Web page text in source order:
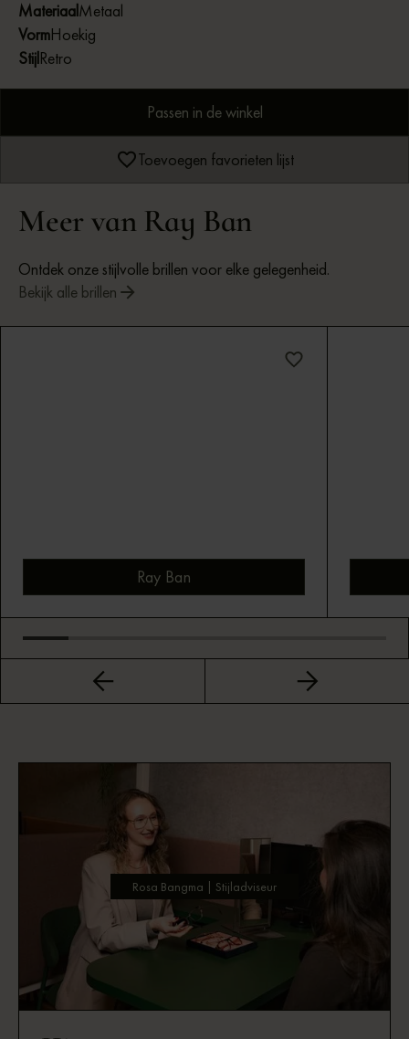
MateriaalMetaal
VormHoekig
StijlRetro
Passen in de winkel
Toevoegen favorieten lijst
Meer van Ray Ban
Ontdek onze stijlvolle brillen voor elke gelegenheid.
Bekijk alle brillen
Ray Ban
Bekijk montuur
Rosa Bangma | Stijladviseur